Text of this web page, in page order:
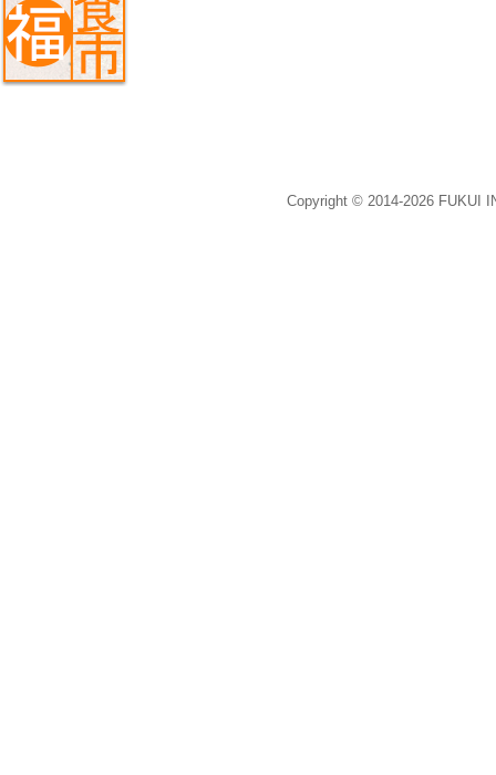
Copyright © 2014-2026 FUKUI